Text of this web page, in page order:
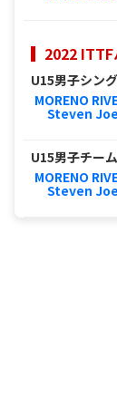
2022 ITTF
U15男子シン
MORENO
Steven
U15男子チー
MORENO
Steven